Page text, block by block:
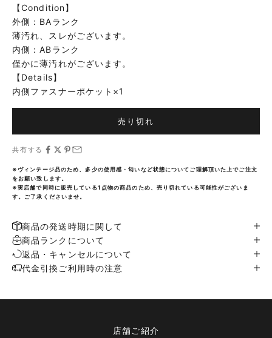
【Condition】
外側：BAランク
薄汚れ、スレがございます。
内側：ABランク
僅かに薄汚れがございます。
【Details】
内側ファスナーポケット×1
売り切れ
共有する
※ヴィンテージ品のため、多少の使用感・匂いなど状態についてご理解頂いた上でご注文
をお願い致します。
※実店舗で同時に販売している1点物の商品のため、売り切れている可能性がございま
す。ご了承くださいませ。
商品の発送時期に関して
商品ランクについて
返品・キャンセルについて
代金引換ご利用時の注意
店舗ご紹介